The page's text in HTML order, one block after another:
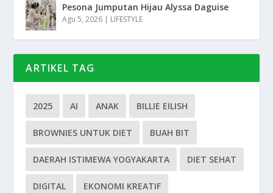
Pesona Jumputan Hijau Alyssa Daguise
Agu 5, 2026 | LIFESTYLE
ARTIKEL TAG
2025 AI ANAK BILLIE EILISH
BROWNIES UNTUK DIET BUAH BIT
DAERAH ISTIMEWA YOGYAKARTA DIET SEHAT
DIGITAL EKONOMI KREATIF